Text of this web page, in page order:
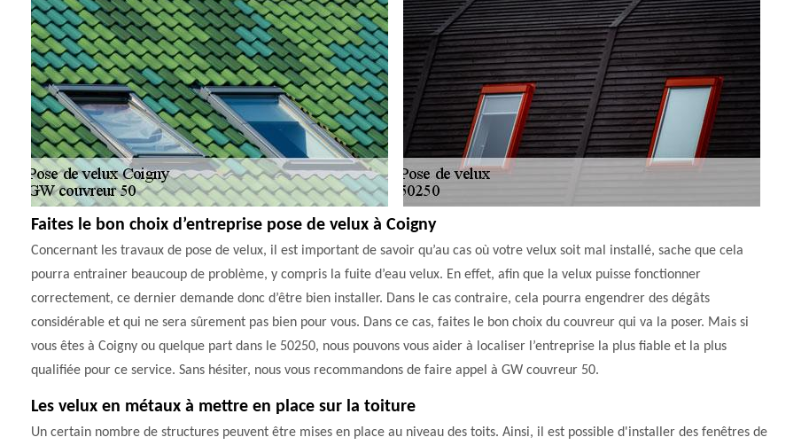
Faites le bon choix d’entreprise pose de velux à Coigny
Concernant les travaux de pose de velux, il est important de savoir qu’au cas où votre velux soit mal installé, sache que cela
pourra entrainer beaucoup de problème, y compris la fuite d’eau velux. En effet, afin que la velux puisse fonctionner
correctement, ce dernier demande donc d’être bien installer. Dans le cas contraire, cela pourra engendrer des dégâts
considérable et qui ne sera sûrement pas bien pour vous. Dans ce cas, faites le bon choix du couvreur qui va la poser. Mais si
vous êtes à Coigny ou quelque part dans le 50250, nous pouvons vous aider à localiser l’entreprise la plus fiable et la plus
qualifiée pour ce service. Sans hésiter, nous vous recommandons de faire appel à GW couvreur 50.
Les velux en métaux à mettre en place sur la toiture
Un certain nombre de structures peuvent être mises en place au niveau des toits. Ainsi, il est possible d'installer des fenêtres de